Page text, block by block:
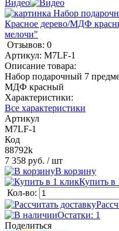
Видео
Отзывов: 0
Артикул: M7LF-1
Описание товара:
Набор подарочный 7
МДФ красный
Характеристики:
Все характеристики
Артикул
M7LF-1
Код
88792k
7 358 руб. / шт
В корзину
Купить в
Кол-во:
Остатки: 1
Поделиться